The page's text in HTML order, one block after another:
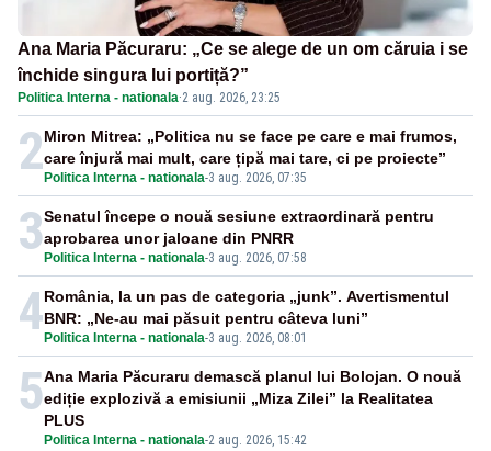
Ana Maria Păcuraru: „Ce se alege de un om căruia i se
închide singura lui portiță?”
Politica Interna - nationala·2 aug. 2026, 23:25
2 Politica Interna - nationala-3 aug. 2026, 07:35
Miron Mitrea: „Politica nu se face pe care e mai frumos,
care înjură mai mult, care țipă mai tare, ci pe proiecte”
3 Politica Interna - nationala-3 aug. 2026, 07:58
Senatul începe o nouă sesiune extraordinară pentru
aprobarea unor jaloane din PNRR
4 Politica Interna - nationala-3 aug. 2026, 08:01
România, la un pas de categoria „junk”. Avertismentul
BNR: „Ne-au mai păsuit pentru câteva luni”
5
Politica Interna - nationala-2 aug. 2026, 15:42
Ana Maria Păcuraru demască planul lui Bolojan. O nouă
ediție explozivă a emisiunii „Miza Zilei” la Realitatea
PLUS